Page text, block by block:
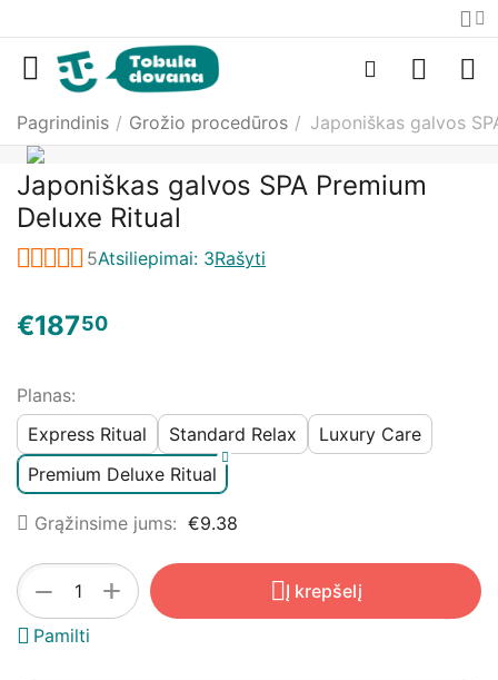
Pagrindinis / Grožio procedūros / Japoniškas galvos
Japoniškas galvos SPA Premium
Deluxe Ritual
5Atsiliepimai: 3Rašyti
€18750
Planas:
Express Ritual
Standard Relax
Luxury Care
Premium Deluxe Ritual
Grąžinsime jums: €9.38
+
−
Į krepšelį
Pamilti